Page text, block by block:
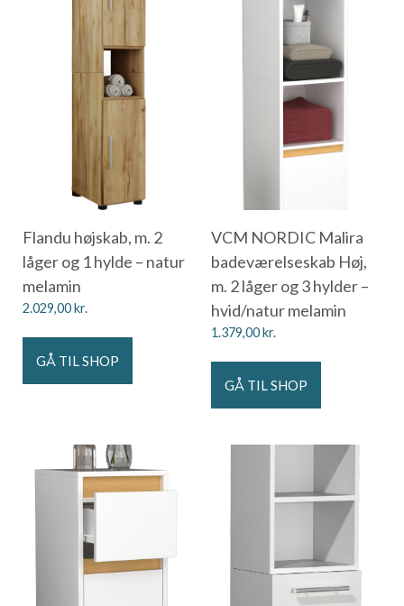
Flandu højskab, m. 2
låger og 1 hylde – natur
melamin
2.029,00kr.
GÅ TIL SHOP
VCM NORDIC Malira
badeværelseskab Høj,
m. 2 låger og 3 hylder –
hvid/natur melamin
1.379,00kr.
GÅ TIL SHOP